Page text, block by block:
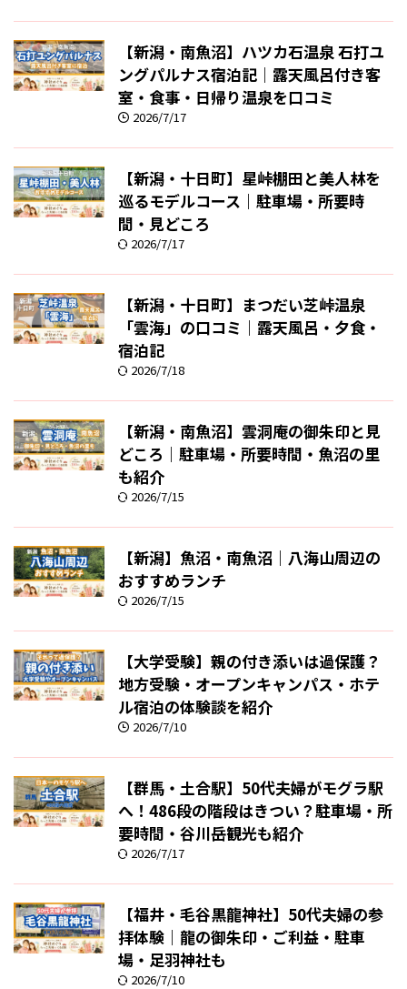
【新潟・南魚沼】ハツカ石温泉 石打ユ
ングパルナス宿泊記｜露天風呂付き客
室・食事・日帰り温泉を口コミ
2026/7/17
【新潟・十日町】星峠棚田と美人林を
巡るモデルコース｜駐車場・所要時
間・見どころ
2026/7/17
【新潟・十日町】まつだい芝峠温泉
「雲海」の口コミ｜露天風呂・夕食・
宿泊記
2026/7/18
【新潟・南魚沼】雲洞庵の御朱印と見
どころ｜駐車場・所要時間・魚沼の里
も紹介
2026/7/15
【新潟】魚沼・南魚沼｜八海山周辺の
おすすめランチ
2026/7/15
【大学受験】親の付き添いは過保護？
地方受験・オープンキャンパス・ホテ
ル宿泊の体験談を紹介
2026/7/10
【群馬・土合駅】50代夫婦がモグラ駅
へ！486段の階段はきつい？駐車場・所
要時間・谷川岳観光も紹介
2026/7/17
【福井・毛谷黒龍神社】50代夫婦の参
拝体験｜龍の御朱印・ご利益・駐車
場・足羽神社も
2026/7/10